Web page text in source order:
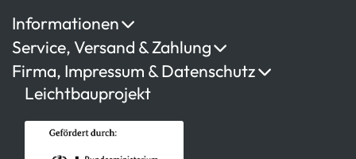
Informationen
Service, Versand & Zahlung
Firma, Impressum & Datenschutz
Leichtbauprojekt